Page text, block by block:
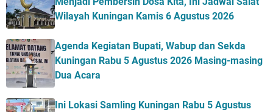
Wilayah Kuningan Kamis 6 Agustus 2026
Agenda Kegiatan Bupati, Wabup dan Sekda
Kuningan Rabu 5 Agustus 2026 Masing-masing
Dua Acara
Ini Lokasi Samling Kuningan Rabu 5 Agustus